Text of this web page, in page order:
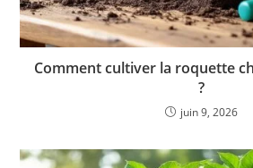
Comment cultiver la roquette
?
juin 9, 2026